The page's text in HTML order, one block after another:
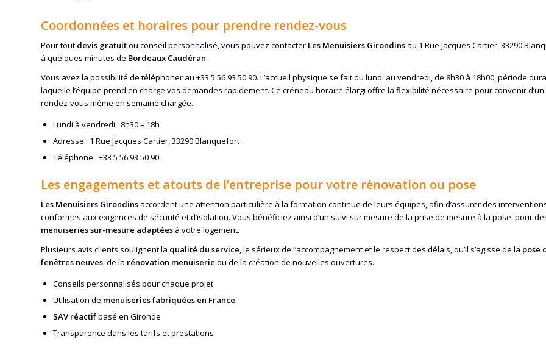
Coordonnées et horaires pour prendre rendez-vous
Pour tout devis gratuitou conseil personnalisé, vous pouvez contacter Les Menuisiers Girondins au 1 Rue Jacques Cartier, 33290
à quelques minutes de Bordeaux Caudéran.
Vous avez la possibilité de téléphoner au +33 5 56 93 50 90. L’accueil physique se fait du lundi au vendredi, de 8h30 à 18h00, période
laquelle l’équipe prend en charge vos demandes rapidement. Ce créneau horaire élargi offre la flexibilité nécessaire pour convenir d’un
rendez-vous même en semaine chargée.
Lundi à vendredi : 8h30 – 18h
Adresse : 1 Rue Jacques Cartier, 33290 Blanquefort
Téléphone : +33 5 56 93 50 90
Les engagements et atouts de l’entreprise pour votre rénovation ou pose
Les Menuisiers Girondins accordent une attention particulière à la formation continue de leurs équipes, afin d’assurer des
conformes aux exigences de sécurité et d’isolation. Vous bénéficiez ainsi d’un suivi sur mesure de la prise de mesure à la pose, pour
menuiseries sur-mesure adaptées à votre logement.
Plusieurs avis clients soulignent la qualité du service, le sérieux de l’accompagnement et le respect des délais, qu’il s’agisse de la pose
fenêtres neuves, de la rénovation menuiserie ou de la création de nouvelles ouvertures.
Conseils personnalisés pour chaque projet
Utilisation de menuiseries fabriquées en France
SAV réactifbasé en Gironde
Transparence dans les tarifs et prestations